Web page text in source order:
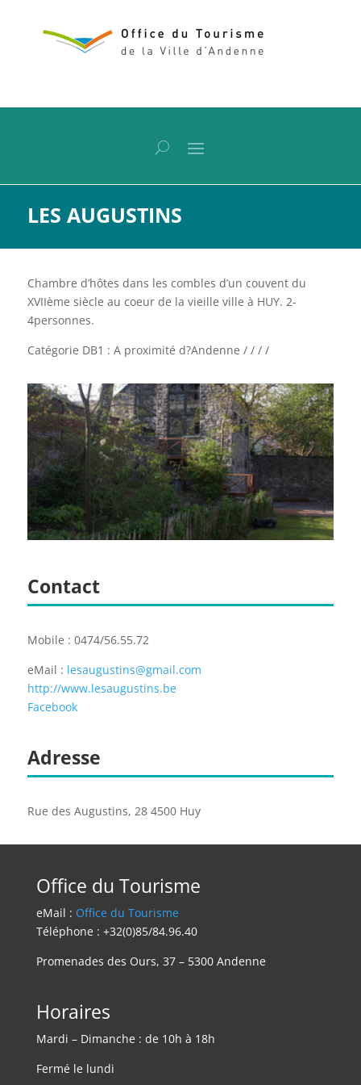
LES AUGUSTINS
Chambre d’hôtes dans les combles d’un couvent du
XVIIème siècle au coeur de la vieille ville à HUY. 2-
4personnes.
Catégorie DB1 : A proximité d?Andenne / / / /
Contact
Mobile : 0474/56.55.72
eMail : lesaugustins@gmail.com
http://www.lesaugustins.be
Facebook
Adresse
Rue des Augustins, 28 4500 Huy
Office du Tourisme
eMail : Office du Tourisme
Téléphone : +32(0)85/84.96.40
Promenades des Ours, 37 – 5300 Andenne
Horaires
Mardi – Dimanche : de 10h à 18h
Fermé le lundi